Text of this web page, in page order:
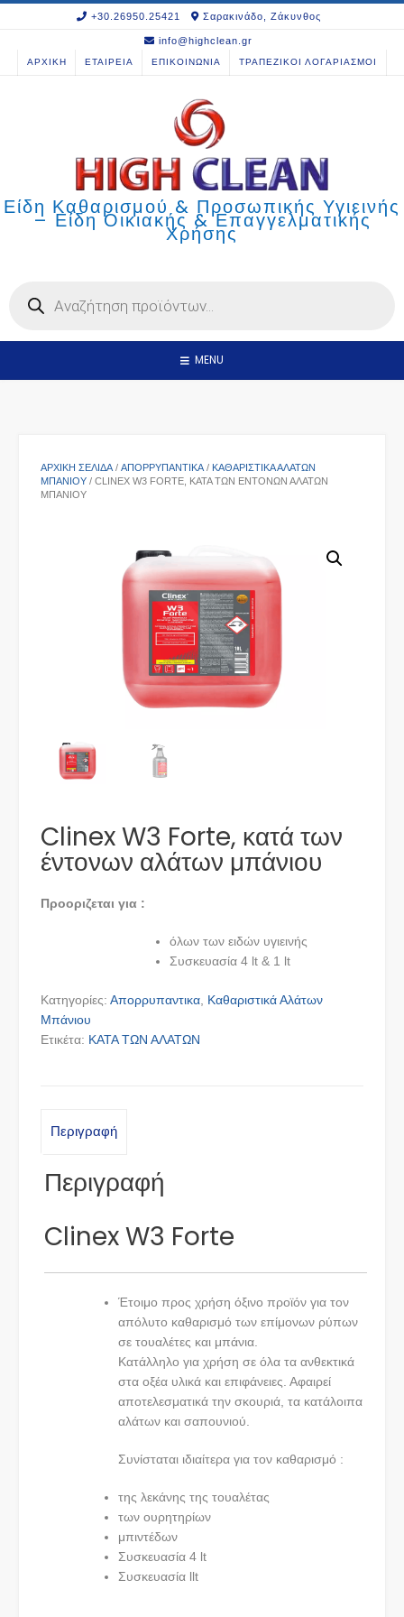
+30.26950.25421 Σαρακινάδο, Ζάκυνθος
info@highclean.gr
ΑΡΧΙΚΗ ΕΤΑΙΡΕΙΑ ΕΠΙΚΟΙΝΩΝΙΑ ΤΡΑΠΕΖΙΚΟΙ ΛΟΓΑΡΙΑΣΜΟΙ
Είδη Καθαρισμού & Προσωπικής Υγιεινής
– Είδη Οικιακής & Επαγγελματικής
Χρήσης
search
MENU
ΑΡΧΙΚΉ ΣΕΛΊΔΑ / ΑΠΟΡΡΥΠΑΝΤΙΚΑ / ΚΑΘΑΡΙΣΤΙΚΆ ΑΛΆΤΩΝ
ΜΠΆΝΙΟΥ / CLINEX W3 FORTE, ΚΑΤΆ ΤΩΝ ΈΝΤΟΝΩΝ ΑΛΆΤΩΝ
ΜΠΆΝΙΟΥ
Clinex W3 Forte, κατά των
έντονων αλάτων μπάνιου
Προοριζεται για :
όλων των ειδών υγιεινής
Συσκευασία 4 lt & 1 lt
Κατηγορίες: Απορρυπαντικα Καθαριστικά Αλάτων
Μπάνιου
Ετικέτα: ΚΑΤΑ ΤΩΝ ΑΛΑΤΩΝ
Περιγραφή
Περιγραφή
Clinex W3 Forte
Έτοιμο προς χρήση όξινο προϊόν για τον
απόλυτο καθαρισμό των επίμονων ρύπων
σε τουαλέτες και μπάνια.
Κατάλληλο για χρήση σε όλα τα ανθεκτικά
στα οξέα υλικά και επιφάνειες. Αφαιρεί
αποτελεσματικά την σκουριά, τα κατάλοιπα
αλάτων και σαπουνιού.
Συνίσταται ιδιαίτερα για τον καθαρισμό :
της λεκάνης της τουαλέτας
των ουρητηρίων
μπιντέδων
Συσκευασία 4 lt
Συσκευασία llt